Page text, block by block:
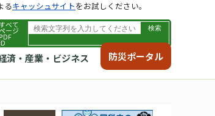
すべて
ージ
PDF
ID
済・産業・ビジネス 防災ポータル
るキャッシュサイトをお試しください。